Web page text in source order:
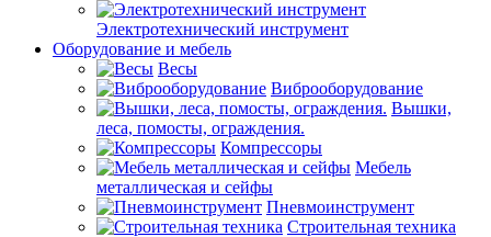
Электротехнический инструмент
Оборудование и мебель
Весы
Виброоборудование
Вышки,
леса, помосты, ограждения.
Компрессоры
Мебель
металлическая и сейфы
Пневмоинструмент
Строительная техника